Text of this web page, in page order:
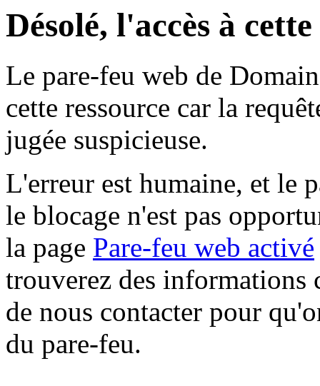
Désolé, l'accès à
Le pare-feu web de
cette ressource car la
jugée suspicieuse.
L'erreur est humaine, et le
le blocage n'est pas
la page Pare-feu web activé
trouverez des informations
de nous contacter pour
du pare-feu.